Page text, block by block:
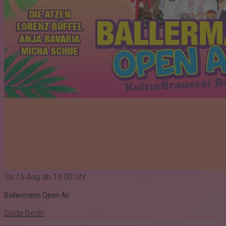
Sa 15.Aug ab 14:00 Uhr
Ballermann Open Air
Soda Berlin